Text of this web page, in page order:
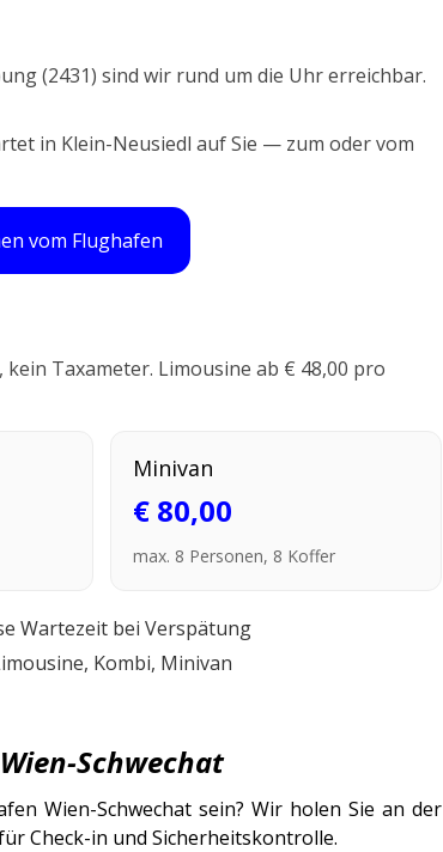
(2431) sind wir rund um die Uhr erreichbar.
in Klein-Neusiedl auf Sie — zum oder vom
vom Flughafen
Taxameter. Limousine ab € 48,00 pro
Minivan
€ 80,00
max. 8 Personen, 8 Koffer
Wartezeit bei Verspätung
Kombi, Minivan
Schwechat
Wien-Schwechat sein? Wir holen Sie an der
Check-in und Sicherheitskontrolle.